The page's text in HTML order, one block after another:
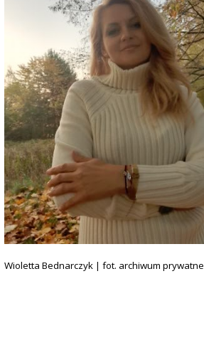
Wioletta Bednarczyk | fot. archiwum prywatne